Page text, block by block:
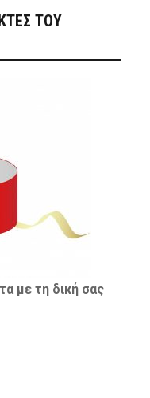
ΤΟΥ
με τη δική σας